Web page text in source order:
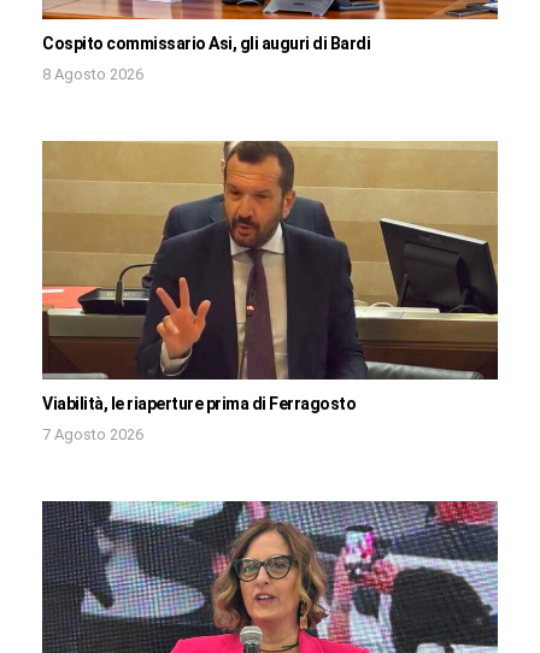
Cospito commissario Asi, gli auguri di Bardi
8 Agosto 2026
Viabilità, le riaperture prima di Ferragosto
7 Agosto 2026